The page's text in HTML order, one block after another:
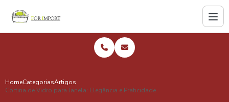
HomeCategoriasArtigos
Cortina de Vidro para Janela: Elegância e Praticidade